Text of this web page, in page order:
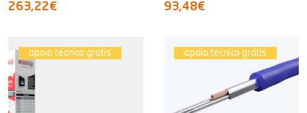
263,22€ 93,48€
apoio técnico grátis apoio técnico grátis